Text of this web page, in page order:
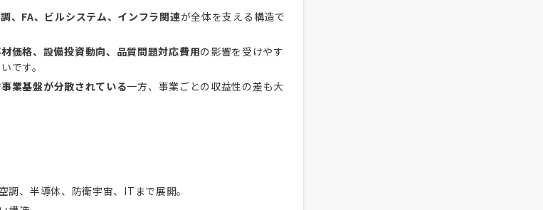
、FA、ビルシステム、インフラ関連が全体を支える構造で
価格、設備投資動向、品質問題対応費用の影響を受けやす
です。
事業基盤が分散されている一方、事業ごとの収益性の差も大
調、半導体、防衛宇宙、ITまで展開。